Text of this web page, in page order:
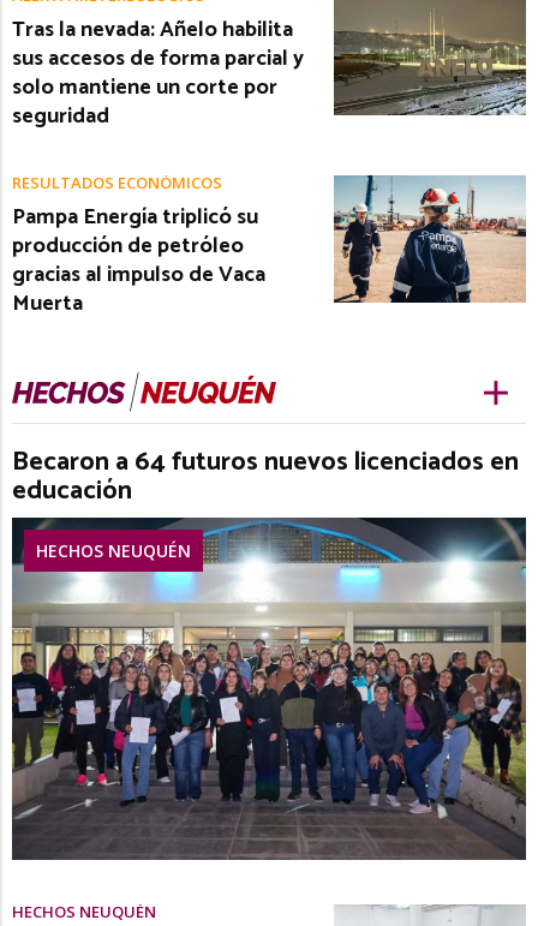
Tras la nevada: Añelo habilita
sus accesos de forma parcial y
solo mantiene un corte por
seguridad
RESULTADOS ECONÓMICOS
Pampa Energía triplicó su
producción de petróleo
gracias al impulso de Vaca
Muerta
Becaron a 64 futuros nuevos licenciados en
educación
HECHOS NEUQUÉN
HECHOS NEUQUÉN